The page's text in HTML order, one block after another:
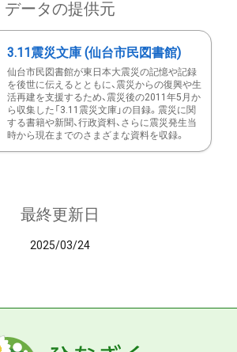
データの提供元
3.11震災文庫 (仙台市民図書館)
仙台市民図書館が東日本大震災の記憶や記録
を後世に伝えるとともに、震災からの復興や生
活再建を支援するため、震災後の2011年5月か
ら収集した「3.11震災文庫」の目録。震災に関
する書籍や新聞、行政資料、さらに震災発生当
時から現在までのさまざまな資料を収録。
最終更新日
2025/03/24